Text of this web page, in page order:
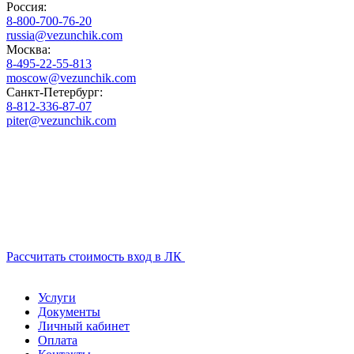
Россия:
8-800-700-76-20
russia@vezunchik.com
Москва:
8-495-22-55-813
moscow@vezunchik.com
Санкт-Петербург:
8-812-336-87-07
piter@vezunchik.com
Рассчитать стоимость вход в ЛК
Услуги
Документы
Личный кабинет
Оплата